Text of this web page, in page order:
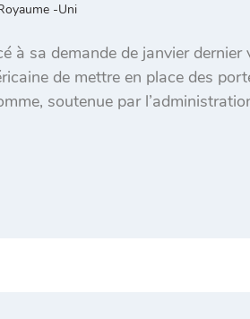
-Uni
à sa demande de janvier dernier
de mettre en place des
soutenue par